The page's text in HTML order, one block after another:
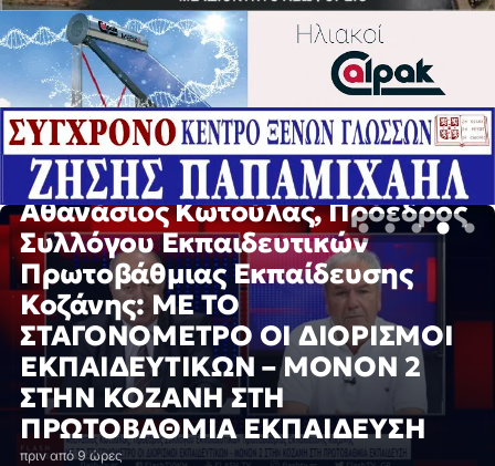
ΕΙΔΉΣΕΙΣ
Αθανάσιος Κωτούλας, Πρόεδρος
Συλλόγου Εκπαιδευτικών
Πρωτοβάθμιας Εκπαίδευσης
Κοζάνης: ΜΕ ΤΟ
ΣΤΑΓΟΝΟΜΕΤΡΟ ΟΙ ΔΙΟΡΙΣΜΟΙ
ΕΚΠΑΙΔΕΥΤΙΚΩΝ – ΜΟΝΟΝ 2
ΣΤΗΝ ΚΟΖΑΝΗ ΣΤΗ
ΠΡΩΤΟΒΑΘΜΙΑ ΕΚΠΑΙΔΕΥΣΗ
πριν από 9 ώρες
ΕΙΔΉΣΕΙΣ
Δήμος Κοζάνης: Επισκέψιμο το
Καταφύγιο Αδέσποτων Ζώων
Συντροφιάς κάθε Δευτέρα,
Τετάρτη και Παρασκευή
πριν από 10 ώρες